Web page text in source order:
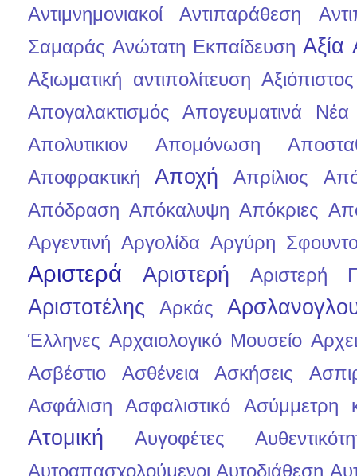
Αντιμνημονιακοί
Αντιπαράθεση
Σαμαράς Ανώτατη Εκπαίδευση Αξία
Αξιωματική αντιπολίτευση
Απογαλακτισμός
Απογευματινά Νέα
Απολυτικιον
Απομόνωση
Αποφρακτική
Αποχή Απρίλιος
Απόδραση Απόκαλυψη Απόκριες
Αργεντινή Αργολίδα Αργύρη
Αριστερά Αριστερή Αριστερή
Αριστοτέλης Αρκάς
Έλληνες Αρχαιολογικό Μουσείο
Ασβέστιο
Ασθένεια Ασκήσεις
Ασφάλιση
Ασφαλιστικό Ασύμμετρη
Ατομική Αυγοφέτες
Αυτοαπασχολούμενοι Αυτοδιάθεση